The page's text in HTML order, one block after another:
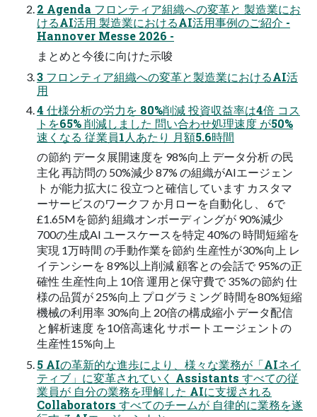
2 Agenda フロンティア組織への変革と 製造業にお
けるAI活用 製造業におけるAI活用事例のご紹介 -
Hannover Messe 2026 -
まとめと今後に向けた示唆
3 フロンティア組織への変革と製造業におけるAI活
用
4 仕様分析の労力を 80%削減 投資収益率は4倍 コス
トを65% 削減しました 問い合わせ処理速度 が50%
速くなる 従業員1人あたり 月額5.6時間
の節約 データ展開速度を 98%向上 データ分析 の民
主化 再訪問の 50%減少 87% の組織がAIエージェン
ト が能力拡大に 役立つと確信しています カスタマ
ーサービスのワークフ か月ローを自動化し、 6で
£1.65Mを節約 組織オンボーディングが 90%減少
700の生成AI ユースケースを特定 40%の 時間短縮を
実現 1万時間 の手動作業を節約 生産性が30%向上 レ
イテンシーを 89%以上削減 顧客との会話で 95%の正
確性 生産性向上 10倍 運用と保守費で 35%の節約 仕
様の品質が 25%向上 プログラミング 時間を80%短縮
機械の利用率 30%向上 20倍の構成縮小 データ配信
と解析速度 を10倍高速化 サポートエージェントの
生産性15%向上
5 AIの革新的な進歩により、様々な業務が「AIネイ
ティブ」に変革されていく Assistants すべての従
業員が 自分の業務を理解した AIに支援される
Collaborators すべてのチームが 自律的に業務を遂